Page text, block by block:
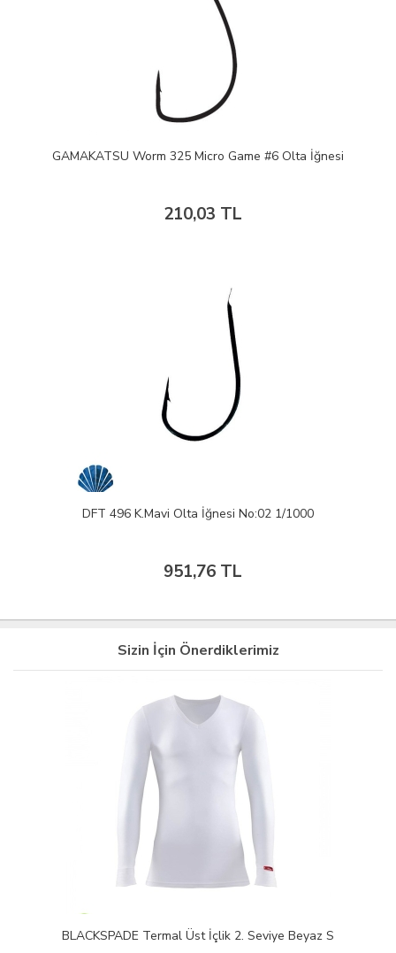
GAMAKATSU Worm 325 Micro Game #6 Olta İğnesi
210,03 TL
DFT 496 K.Mavi Olta İğnesi No:02 1/1000
951,76 TL
Sizin İçin Önerdiklerimiz
BLACKSPADE Termal Üst İçlik 2. Seviye Beyaz S